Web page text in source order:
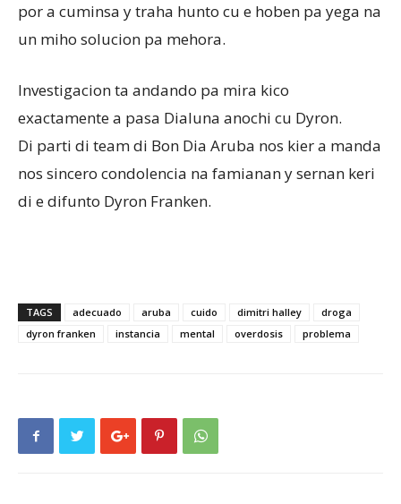
por a cuminsa y traha hunto cu e hoben pa yega na
un miho solucion pa mehora.
Investigacion ta andando pa mira kico
exactamente a pasa Dialuna anochi cu Dyron.
Di parti di team di Bon Dia Aruba nos kier a manda
nos sincero condolencia na famianan y sernan keri
di e difunto Dyron Franken.
TAGS adecuado aruba cuido dimitri halley
droga
dyron franken
instancia mental overdosis problema